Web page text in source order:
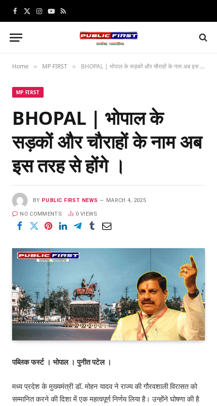
Facebook
X
Instagram
YouTube
RSS
Home » MP FIRST » BHOPAL | भोपाल के सड़कों और चौराहों के नाम अब इस तरह से होंगे ।
MP FIRST
BHOPAL | भोपाल के
सड़कों और चौराहों के नाम अब
इस तरह से होंगे ।
BY PUBLIC FIRST NEWS MARCH 4, 2025
NO COMMENTS 0 VIEWS
पब्लिक फर्स्ट । भोपाल । पुनीत पटेल ।
मध्य प्रदेश के मुख्यमंत्री डॉ. मोहन यादव ने राज्य की गौरवशाली विरासत को
सम्मानित करने की दिशा में एक महत्वपूर्ण निर्णय लिया है। उन्होंने घोषणा की है